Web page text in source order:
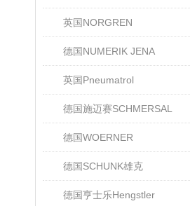
英国NORGREN
德国NUMERIK JENA
英国Pneumatrol
德国施迈赛SCHMERSAL
德国WOERNER
德国SCHUNK雄克
德国亨士乐Hengstler